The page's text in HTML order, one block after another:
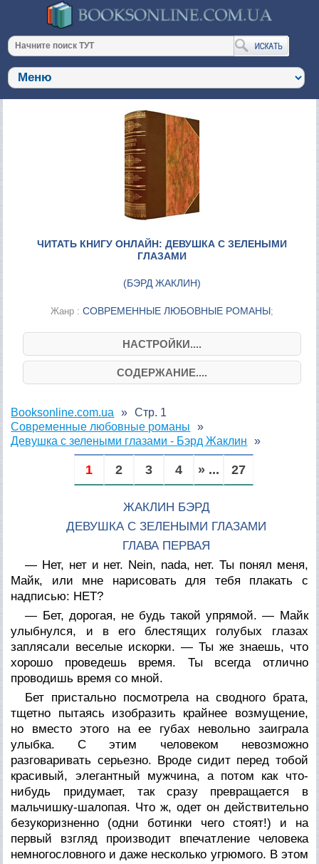
ЧИТАТЬ КНИГУ ОНЛАЙН: ДЕВУШКА С ЗЕЛЕНЫМИ
ГЛАЗАМИ
(БЭРД ЖАКЛИН)
Жанр : СОВРЕМЕННЫЕ ЛЮБОВНЫЕ РОМАНЫ;
НАСТРОЙКИ....
СОДЕРЖАНИЕ....
Booksonline.com.ua
Современные любовные романы
Девушка с зелеными глазами - Бэрд Жаклин
Стр. 1
1 2 3 4 » ... 27
ЖАКЛИН БЭРД
ДЕВУШКА С ЗЕЛЕНЫМИ ГЛАЗАМИ
ГЛАВА ПЕРВАЯ
— Нет, нет и нет. Nein, nada, нет. Ты понял меня,
Майк, или мне нарисовать для тебя плакать с
надписью: НЕТ?
— Бет, дорогая, не будь такой упрямой. — Майк
улыбнулся, и в его блестящих голубых глазах
заплясали веселые искорки. — Ты же знаешь, что
хорошо проведешь время. Ты всегда отлично
проводишь время со мной.
Бет пристально посмотрела на сводного брата,
тщетно пытаясь изобразить крайнее возмущение,
но вместо этого на ее губах невольно заиграла
улыбка. С этим человеком невозможно
разговаривать серьезно. Вроде сидит перед тобой
красивый, элегантный мужчина, а потом как что-
нибудь придумает, так сразу превращается в
мальчишку-шалопая. Что ж, одет он действительно
безукоризненно (одни ботинки чего стоят!) и на
первый взгляд производит впечатление человека
немногословного и даже несколько угрюмого. В этом